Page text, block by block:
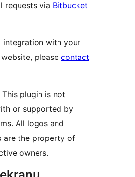
requests via Bitbucket
integration with your
please contact
This plugin is not
or supported by
All logos and
are the property of
owners.